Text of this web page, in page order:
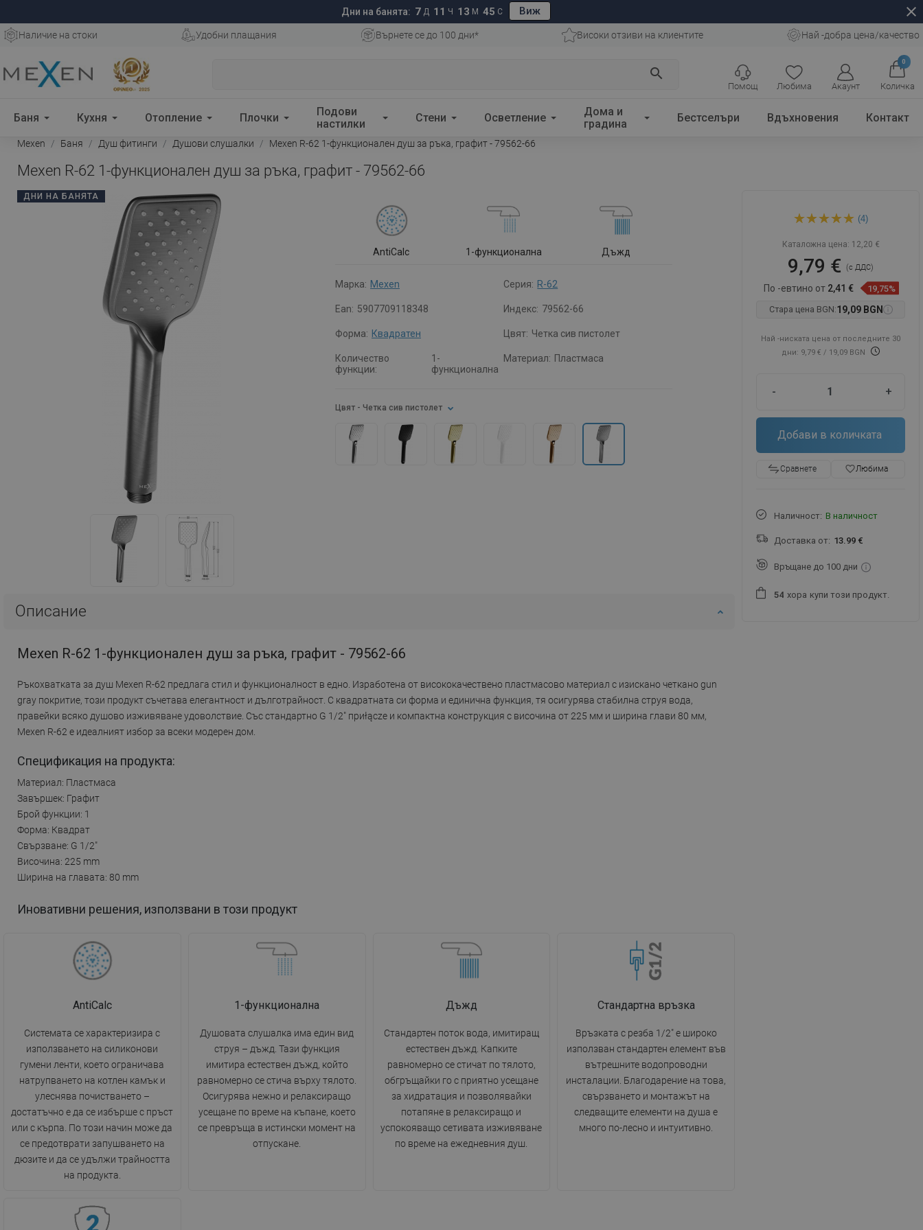
Дни на банята: 7 Д 11 Ч 13 М 43 С Виж close
Наличие на стоки Удобни плащания Върнете се до 100 дни* Високи отзиви на клиентите Най -добра цена/качество
search
Любима Акаунт
0
Количка
Помощ
Баня Кухня Отопление Плочки
Подови
настилки
Стени Осветление
Дома и
градина
Бестселъри Вдъхновения Контакт
Mexen Баня Душ фитинги Душови слушалки Mexen R-62 1-функционален душ за ръка, графит - 79562-66
Mexen R-62 1-функционален душ за ръка, графит - 79562-66
ДНИ НА БАНЯТА
AntiCalc 1-функционална Дъжд
Марка: Mexen Серия: R-62
Ean: 5907709118348 Индекс: 79562-66
Форма: Квадратен Цвят: Четка сив пистолет
Количество
функции:
1-
функционална
Материал: Пластмаса
Цвят - Четка сив пистолет
Описание
Mexen R-62 1-функционален душ за ръка, графит - 79562-66
Ръкохватката за душ Mexen R-62 предлага стил и функционалност в едно. Изработена от висококачествено пластмасово материал с изискано четкано gun
gray покритие, този продукт съчетава елегантност и дълготрайност. С квадратната си форма и единична функция, тя осигурява стабилна струя вода,
правейки всяко душово изживяване удоволствие. Със стандартно G 1/2" приłącze и компактна конструкция с височина от 225 мм и ширина глави 80 мм,
Mexen R-62 е идеалният избор за всеки модерен дом.
Спецификация на продукта:
Материал: Пластмаса
Завършек: Графит
Брой функции: 1
Форма: Квадрат
Свързване: G 1/2"
Височина: 225 mm
Ширина на главата: 80 mm
Иновативни решения, използвани в този продукт
AntiCalc
Системата се характеризира с
използването на силиконови
гумени ленти, което ограничава
натрупването на котлен камък и
улеснява почистването –
достатъчно е да се избърше с пръст
или с кърпа. По този начин може да
се предотврати запушването на
дюзите и да се удължи трайността
на продукта.
1-функционална
Душовата слушалка има един вид
струя – дъжд. Тази функция
имитира естествен дъжд, който
равномерно се стича върху тялото.
Осигурява нежно и релаксиращо
усещане по време на къпане, което
се превръща в истински момент на
отпускане.
Дъжд
Стандартен поток вода, имитиращ
естествен дъжд. Капките
равномерно се стичат по тялото,
обгръщайки го с приятно усещане
за хидратация и позволявайки
потапяне в релаксиращо и
успокояващо сетивата изживяване
по време на ежедневния душ.
Стандартна връзка
Връзката с резба 1/2" е широко
използван стандартен елемент във
вътрешните водопроводни
инсталации. Благодарение на това,
свързването и монтажът на
следващите елементи на душа е
много по-лесно и интуитивно.
душ за ръка, графит -
(4)
Каталожна цена: 12,20 €
9,79 €(с ДДС)
По -евтино от 2,41 €
19,75%
Стара цена BGN:19,09 BGN
Най -ниската цена от последните 30
дни: 9,79 €/ 19,09 BGN
- +
Добави в количката
Сравнете favorite_borderЛюбима
Наличност: В наличност
Доставка от: 13.99 €
Връщане до 100 дни
54 хора купи този продукт.